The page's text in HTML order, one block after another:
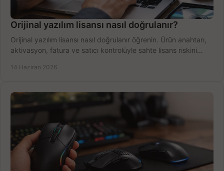
Orijinal yazılım lisansı nasıl doğrulanır?
Orijinal yazılım lisansı nasıl doğrulanır öğrenin. Ürün anahtarı,
aktivasyon, fatura ve satıcı kontrolüyle sahte lisans riskini
14 Haziran 2026